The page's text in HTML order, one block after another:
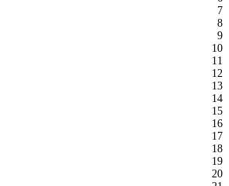
7
8
9
10
11
12
13
14
15
16
17
18
19
20